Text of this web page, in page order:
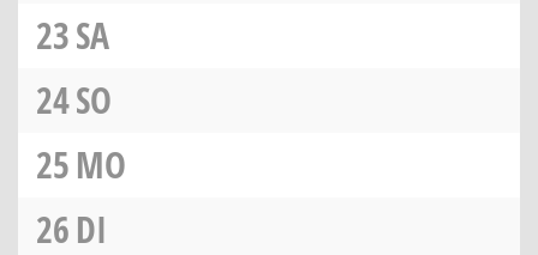
23SA
24SO
25MO
26DI